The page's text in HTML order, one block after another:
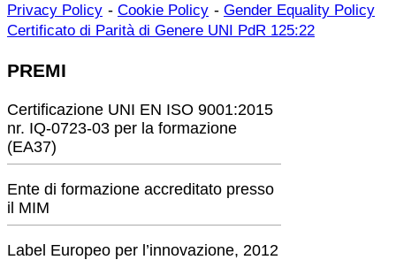
Privacy Policy - Cookie Policy - Gender Equality Policy
Certificato di Parità di Genere UNI PdR 125:22
PREMI
Certificazione UNI EN ISO 9001:2015
nr. IQ-0723-03 per la formazione
(EA37)
Ente di formazione accreditato presso
il MIM
Label Europeo per l’innovazione, 2012